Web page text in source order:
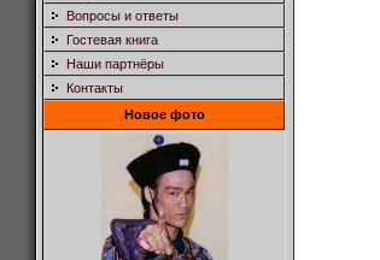
Вопросы и ответы
Гостевая книга
Наши партнёры
Контакты
Новое фото